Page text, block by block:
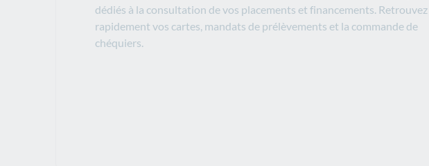
dédiés à la consultation de vos placements et financements.​ Retrouvez
rapidement vos cartes, mandats de prélèvements et la commande de
chéquiers.